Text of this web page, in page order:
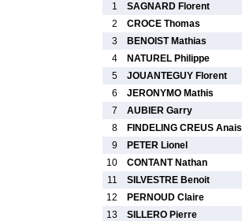
1
SAGNARD Florent
2
CROCE Thomas
3
BENOIST Mathias
4
NATUREL Philippe
5
JOUANTEGUY Florent
6
JERONYMO Mathis
7
AUBIER Garry
8
FINDELING CREUS Anais
9
PETER Lionel
10
CONTANT Nathan
11
SILVESTRE Benoit
12
PERNOUD Claire
13
SILLERO Pierre